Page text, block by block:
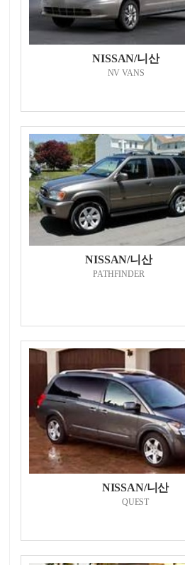
NISSAN/니산
NV VANS
NISSAN/니산
PATHFINDER
NISSAN/니산
QUEST